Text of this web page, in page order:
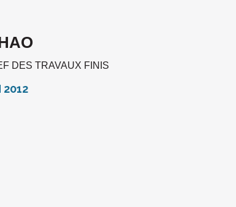
DES TRAVAUX FINIS
2012